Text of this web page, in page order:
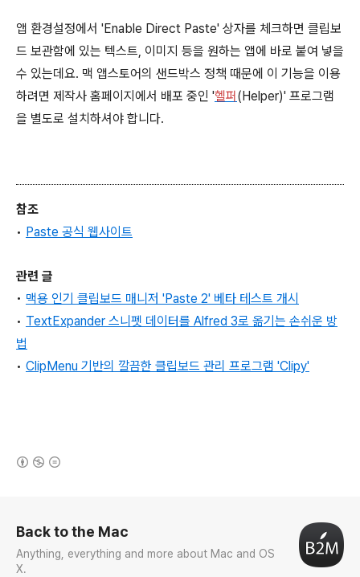
앱 환경설정에서 'Enable Direct Paste' 상자를 체크하면 클립보
드 보관함에 있는 텍스트, 이미지 등을 원하는 앱에 바로 붙여 넣을
수 있는데요. 맥 앱스토어의 샌드박스 정책 때문에 이 기능을 이용
하려면 제작사 홈페이지에서 배포 중인 '헬퍼 (Helper)' 프로그램
을 별도로 설치하셔야 합니다.
참조
• Paste 공식 웹사이트
관련 글
• 맥용 인기 클립보드 매니저 'Paste 2' 베타 테스트 개시
• TextExpander 스니펫 데이터를 Alfred 3로 옮기는 손쉬운 방
법
• ClipMenu 기반의 깔끔한 클립보드 관리 프로그램 'Clipy'
Back to the Mac
Anything, everything and more about Mac and OS
X.